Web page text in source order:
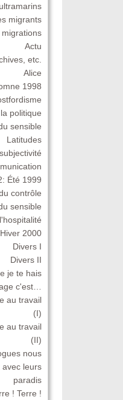
migrants
migrations
Actu
etc.
Alice
1998
politique
sensible
Latitudes
Été 1999
contrôle
sensible
2000
Divers I
Divers II
je te hais
c'est…
au travail
(I)
au travail
(II)
nous
avec leurs
paradis
! Terre !